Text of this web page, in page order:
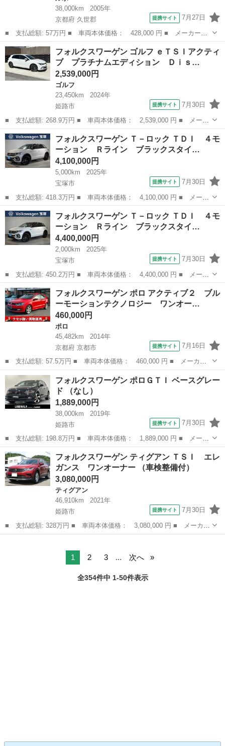
38,000km
2005年
京都府 久世郡
提携サイト 7月27日
■ 支払総額: 57万円 ■ 車両本体価格： 428,000 円 ■ メーカー
名： フォルクスワーゲン ■ 車種名： ルポ ■ グレード名： ベ
ースグレード ■ 排気量： 1400cc ■ ドア枚数： 3D ■ ミッショ
ン...
京都 久世郡 ルポ
フォルクスワーゲン ゴルフ ｅＴＳＩアクティ
ブ プラチナムエディション Ｄｉｓ…
2,539,000円
ゴルフ
23,450km
2024年
姫路市
提携サイト 7月30日
■ 支払総額: 268.9万円 ■ 車両本体価格： 2,539,000 円 ■ メーカ
ー名： フォルクスワーゲン ■ 車種名： ゴルフ ■ グレード
名： ｅＴＳＩアクティブ プラチナムエディション Ｄｉｓｃｏｖ
ｅｒＰｒｏ ...
兵庫 姫路市 ゴルフ
フォルクスワーゲン Ｔ－ロック ＴＤＩ ４モ
ーション Ｒライン ブラックスタイ…
4,100,000円
5,000km
2025年
宝塚市
提携サイト 7月30日
■ 支払総額: 418.3万円 ■ 車両本体価格： 4,100,000 円 ■ メーカ
ー名： フォルクスワーゲン ■ 車種名： Ｔ－ロック ■ グレード
名： ＴＤＩ ４モーション Ｒライン ブラックスタイル １９イ
ンチブラ...
兵庫 宝塚市 フォルクスワーゲン
フォルクスワーゲン Ｔ－ロック ＴＤＩ ４モ
ーション Ｒライン ブラックスタイ…
4,400,000円
2,000km
2025年
宝塚市
提携サイト 7月30日
■ 支払総額: 450.2万円 ■ 車両本体価格： 4,400,000 円 ■ メーカ
ー名： フォルクスワーゲン ■ 車種名： Ｔ－ロック ■ グレード
名： ＴＤＩ ４モーション Ｒライン ブラックスタイル １９イ
ンチブラ...
兵庫 宝塚市 フォルクスワーゲン
フォルクスワーゲン ポロ アクティブ２ ブル
ーモーションテクノロジー ワンオー…
460,000円
ポロ
45,482km
2014年
京都府 京都市
提携サイト 7月16日
■ 支払総額: 57.5万円 ■ 車両本体価格： 460,000 円 ■ メーカー
名： フォルクスワーゲン ■ 車種名： ポロ ■ グレード名： ア
クティブ２ ブルーモーションテクノロジー ワンオーナー 禁煙
純正ナビ ユ...
京都 京都市
フォルクスワーゲン ポロＧＴＩ ベースグレー
ド （なし）
1,889,000円
38,000km
2019年
姫路市
提携サイト 7月30日
■ 支払総額: 198.8万円 ■ 車両本体価格： 1,889,000 円 ■ メーカ
ー名： フォルクスワーゲン ■ 車種名： ポロＧＴＩ ■ グレード
名： ベースグレード ■ 排気量： 2000cc ■ ドア枚数： 5D...
兵庫 姫路市 フォルクスワーゲン
フォルクスワーゲン ティグアン ＴＳＩ エレ
ガンス ワンオーナー （車検整備付）
3,080,000円
ティグアン
46,910km
2021年
姫路市
提携サイト 7月30日
■ 支払総額: 328万円 ■ 車両本体価格： 3,080,000 円 ■ メーカー
名： フォルクスワーゲン ■ 車種名： ティグアン ■ グレード
1 2 3 ... 次へ
全354件中 1-50件表示